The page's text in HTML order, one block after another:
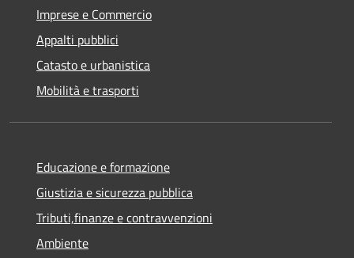
Imprese e Commercio
Appalti pubblici
Catasto e urbanistica
Mobilità e trasporti
Educazione e formazione
Giustizia e sicurezza pubblica
Tributi,finanze e contravvenzioni
Ambiente